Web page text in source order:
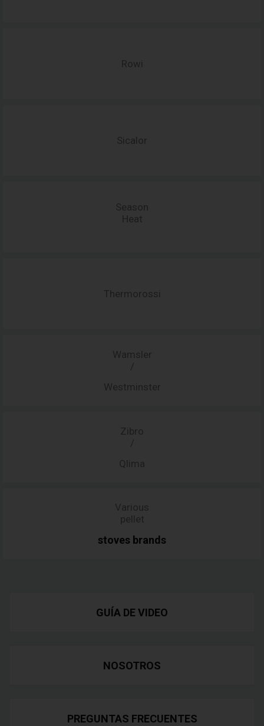
Rowi
Sicalor
Season
Heat
Thermorossi
Wamsler
/
Westminster
Zibro
/
Qlima
Various
pellet
stoves brands
GUÍA DE VIDEO
NOSOTROS
PREGUNTAS FRECUENTES